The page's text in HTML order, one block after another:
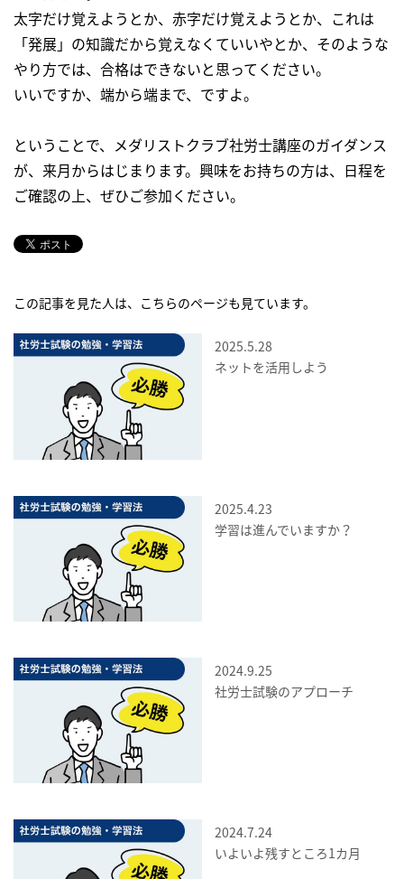
太字だけ覚えようとか、赤字だけ覚えようとか、これは
「発展」の知識だから覚えなくていいやとか、そのような
やり方では、合格はできないと思ってください。
いいですか、端から端まで、ですよ。
ということで、メダリストクラブ社労士講座のガイダンス
が、来月からはじまります。興味をお持ちの方は、日程を
ご確認の上、ぜひご参加ください。
この記事を見た人は、こちらのページも見ています。
2025.5.28
ネットを活用しよう
2025.4.23
学習は進んでいますか？
2024.9.25
社労士試験のアプローチ
2024.7.24
いよいよ残すところ1カ月